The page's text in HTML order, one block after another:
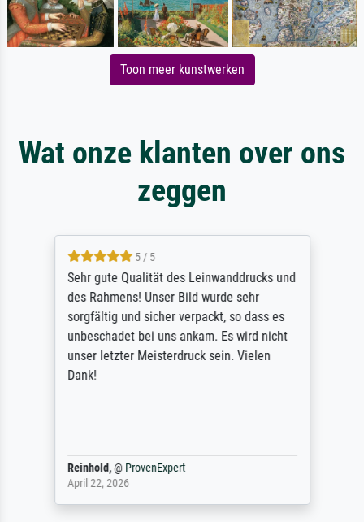
Toon meer kunstwerken
Wat onze klanten over ons
zeggen
5 / 5
Sehr gute Qualität des Leinwanddrucks und
des Rahmens! Unser Bild wurde sehr
sorgfältig und sicher verpackt, so dass es
unbeschadet bei uns ankam. Es wird nicht
unser letzter Meisterdruck sein. Vielen
Dank!
Reinhold,@ ProvenExpert
April 22, 2026